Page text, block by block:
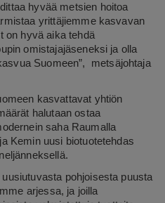
hyvää metsien hoitoa
yrittäjiemme kasvavan
on hyvä aika tehdä
omistajajäseneksi ja olla
Suomeen”, metsäjohtaja
kasvattavat yhtiön
halutaan ostaa
saha Raumalla
Kemin uusi biotuotetehdas
pohjoisesta puusta
arjessa, ja joilla